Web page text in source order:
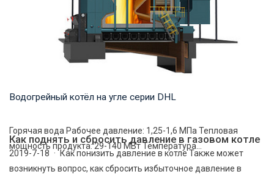
Водогрейный котёл на угле серии DHL
Горячая вода Рабочее давление: 1,25-1,6 МПа Тепловая
мощность продукта: 29-140 МВт Температура...
Как поднять и сбросить давление в газовом котле
2019-7-18 · Как понизить давление в котле Также может
возникнуть вопрос, как сбросить избыточное давление в